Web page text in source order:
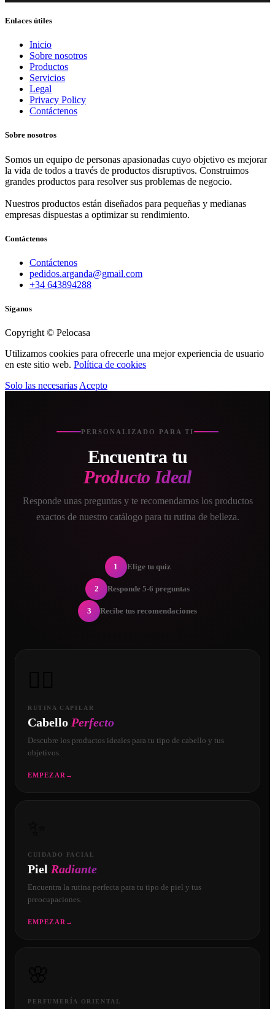
Enlaces útiles
Inicio
Sobre nosotros
Productos
Servicios
Legal
Privacy Policy
Contáctenos
Sobre nosotros
Somos un equipo de personas apasionadas cuyo objetivo es mejorar
la vida de todos a través de productos disruptivos. Construimos
grandes productos para resolver sus problemas de negocio.
Nuestros productos están diseñados para pequeñas y medianas
empresas dispuestas a optimizar su rendimiento.
Contáctenos
Contáctenos
pedidos.arganda@gmail.com
+34 643894288
Síganos
Copyright © Pelocasa
Utilizamos cookies para ofrecerle una mejor experiencia de usuario
en este sitio web. Política de cookies
Solo las necesarias Acepto
PERSONALIZADO PARA TI
Encuentra tu
Producto Ideal
Responde unas preguntas y te recomendamos los productos
exactos de nuestro catálogo para tu rutina de belleza.
1 Elige tu quiz
2 Responde 5-6 preguntas
3 Recibe tus recomendaciones
RUTINA CAPILAR
Cabello Perfecto
Descubre los productos ideales para tu tipo de cabello y tus
objetivos.
EMPEZAR →
CUIDADO FACIAL
Piel Radiante
Encuentra la rutina perfecta para tu tipo de piel y tus
preocupaciones.
EMPEZAR →
PERFUMERÍA ORIENTAL